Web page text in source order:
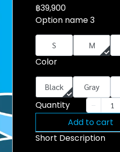
฿39,900
Option name 3
S M
Color
Black Gray
Quantity
Add to cart
Short Description